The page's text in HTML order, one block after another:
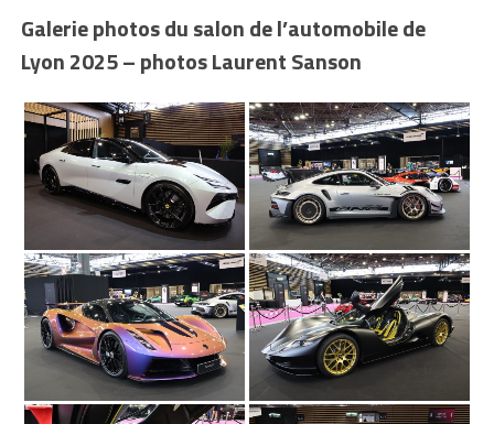
Galerie photos du salon de l’automobile de
Lyon 2025 – photos Laurent Sanson